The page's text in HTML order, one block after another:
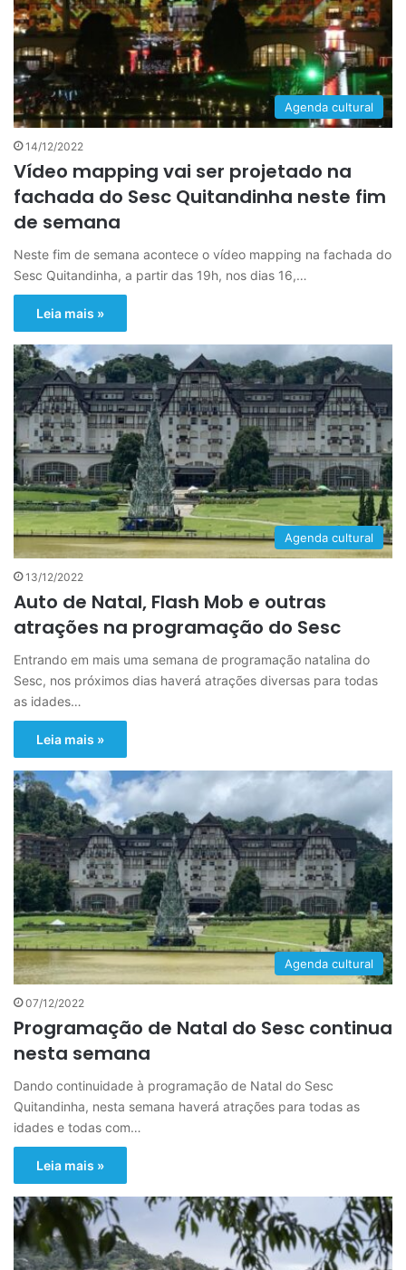
Agenda cultural
14/12/2022
Vídeo mapping vai ser projetado na
fachada do Sesc Quitandinha neste fim
de semana
Neste fim de semana acontece o vídeo mapping na fachada do
Sesc Quitandinha, a partir das 19h, nos dias 16,…
Leia mais »
Agenda cultural
13/12/2022
Auto de Natal, Flash Mob e outras
atrações na programação do Sesc
Entrando em mais uma semana de programação natalina do
Sesc, nos próximos dias haverá atrações diversas para todas
as idades…
Leia mais »
Agenda cultural
07/12/2022
Programação de Natal do Sesc continua
nesta semana
Dando continuidade à programação de Natal do Sesc
Quitandinha, nesta semana haverá atrações para todas as
idades e todas com…
Leia mais »